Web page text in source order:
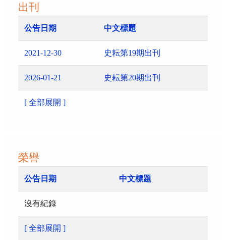
出刊
公告日期 中文標題
2021-12-30 史耘第19期出刊
2026-01-21 史耘第20期出刊
[ 全部展開 ]
榮譽
公告日期 中文標題
沒有紀錄
[ 全部展開 ]